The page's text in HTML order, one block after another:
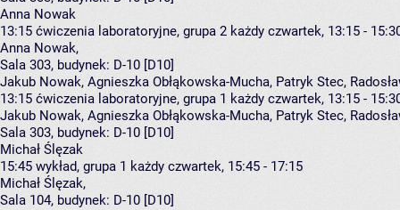
Anna Nowak
13:15 ćwiczenia laboratoryjne, grupa 2 każdy czwartek, 13:15 -
Anna Nowak,
Sala 303, budynek: D-10 [D10]
Jakub Nowak, Agnieszka Obłąkowska-Mucha, Patryk Stec,
13:15 ćwiczenia laboratoryjne, grupa 1 każdy czwartek, 13:15 -
Jakub Nowak, Agnieszka Obłąkowska-Mucha, Patryk Stec,
Sala 303, budynek: D-10 [D10]
Michał Ślęzak
15:45 wykład, grupa 1 każdy czwartek, 15:45 - 17:15
Michał Ślęzak,
Sala 104, budynek: D-10 [D10]